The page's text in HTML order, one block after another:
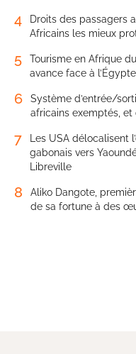
4
Droits des passagers
Africains les mieux
5
Tourisme en Afrique
avance face à l’Égypte
6
Système d’entrée/
africains exemptés,
7
Les USA délocalisent
gabonais vers
Libreville
8
Aliko Dangote,
de sa fortune à des